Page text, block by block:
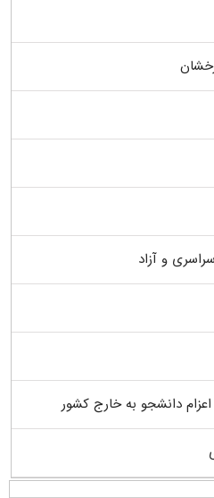
و آزاد
دانشجو به خارج کشور